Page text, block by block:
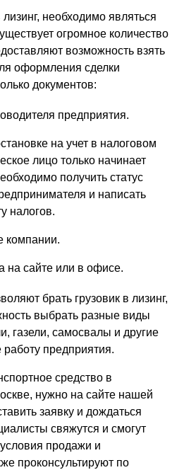
необходимо являться
огромное количество
возможность взять
оформления сделки
документов:
предприятия.
на учет в налоговом
лицо только начинает
получить статус
и написать
налогов.
компании.
на сайте или в офисе.
брать грузовик в лизинг,
выбрать разные виды
газели, самосвалы и другие
предприятия.
средство в
нужно на сайте нашей
заявку и дождаться
свяжутся и смогут
продажи и
проконсультируют по